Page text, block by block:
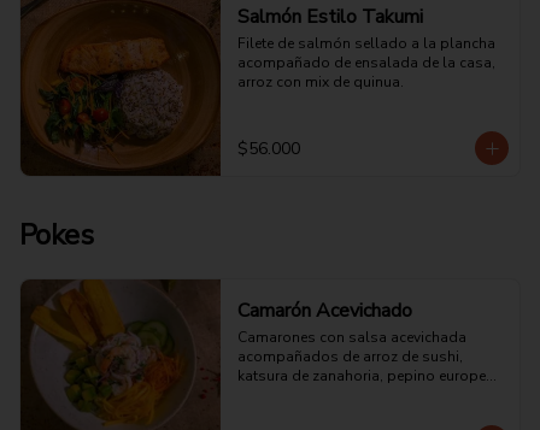
Salmón Estilo Takumi
Filete de salmón sellado a la plancha
acompañado de ensalada de la casa,
arroz con mix de quinua.
$56.000
Pokes
Camarón Acevichado
Camarones con salsa acevichada
acompañados de arroz de sushi,
katsura de zanahoria, pepino europeo,